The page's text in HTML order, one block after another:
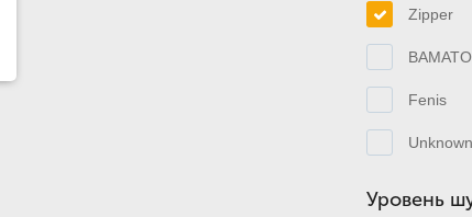
Zipper
BAMATO
Fenis
Unknown
Уровень